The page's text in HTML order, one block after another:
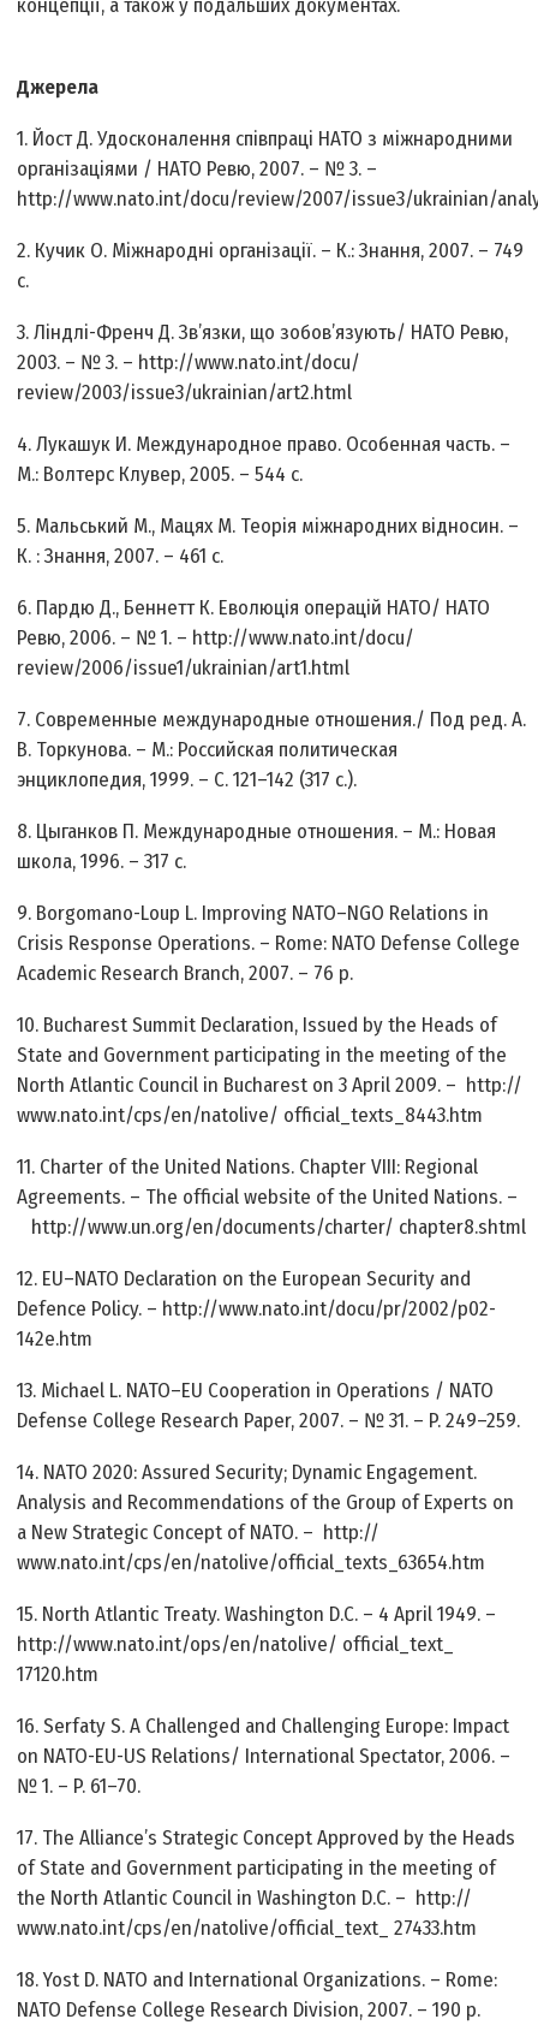
концепції, а також у подальших документах.
Джерела
1. Йост Д. Удосконалення співпраці НАТО з міжнародними
організаціями / НАТО Ревю, 2007. – № 3. –
http://www.nato.int/docu/review/2007/issue3/ukrainian/
2. Кучик О. Міжнародні організації. – К.: Знання, 2007. – 749
с.
3. Ліндлі-Френч Д. Зв’язки, що зобов’язують/ НАТО Ревю,
2003. – № 3. – http://www.nato.int/docu/
review/2003/issue3/ukrainian/art2.html
4. Лукашук И. Международное право. Особенная часть. –
М.: Волтерс Клувер, 2005. – 544 c.
5. Мальський М., Мацях М. Теорія міжнародних відносин. –
К. : Знання, 2007. – 461 с.
6. Пардю Д., Беннетт К. Еволюція операцій НАТО/ НАТО
Ревю, 2006. – № 1. – http://www.nato.int/docu/
review/2006/issue1/ukrainian/art1.html
7. Современные международные отношения./ Под ред. А.
В. Торкунова. – М.: Российская политическая
энциклопедия, 1999. – С. 121–142 (317 с.).
8. Цыганков П. Международные отношения. – М.: Новая
школа, 1996. – 317 c.
9. Borgomano-Loup L. Improving NATO–NGO Relations in
Crisis Response Operations. – Rome: NATO Defense College
Academic Research Branch, 2007. – 76 p.
10. Bucharest Summit Declaration, Issued by the Heads of
State and Government participating in the meeting of the
North Atlantic Council in Bucharest on 3 April 2009. – http://
www.nato.int/cps/en/natolive/ official_texts_8443.htm
11. Сharter of the United Nations. Chapter VIII: Regional
Agreements. – The official website of the United Nations. –
http://www.un.org/en/documents/charter/ chapter8.shtml
12. EU–NATO Declaration on the European Security and
Defence Policy. – http://www.nato.int/docu/pr/2002/p02-
142e.htm
13. Michael L. NATO–EU Cooperation in Operations / NATO
Defense College Research Paper, 2007. – № 31. – P. 249–259.
14. NATO 2020: Assured Security; Dynamic Engagement.
Analysis and Recommendations of the Group of Experts on
a New Strategic Concept of NATO. – http://
www.nato.int/cps/en/natolive/official_texts_63654.htm
15. North Atlantic Treaty. Washington D.C. – 4 April 1949. –
http://www.nato.int/ops/en/natolive/ official_text_
17120.htm
16. Serfaty S. A Challenged and Challenging Europe: Impact
on NATO-EU-US Relations/ International Spectator, 2006. –
№ 1. – P. 61–70.
17. The Alliance’s Strategic Concept Approved by the Heads
of State and Government participating in the meeting of
the North Atlantic Council in Washington D.C. – http://
www.nato.int/cps/en/natolive/official_text_ 27433.htm
18. Yost D. NATO and International Organizations. – Rome:
NATO Defense College Research Division, 2007. – 190 p.